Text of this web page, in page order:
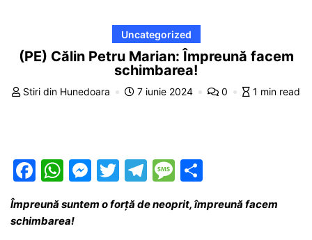
Uncategorized
(PE) Călin Petru Marian: Împreună facem
schimbarea!
Stiri din Hunedoara 7 iunie 2024 0 1 min read
F
c
W
at
M
s
T
itt
T
e
M
e
s
ta
Împreună suntem o forță de neoprit, împreună facem
schimbarea!